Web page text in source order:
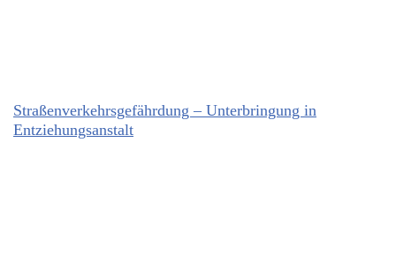
Straßenverkehrsgefährdung – Unterbringung in
Entziehungsanstalt